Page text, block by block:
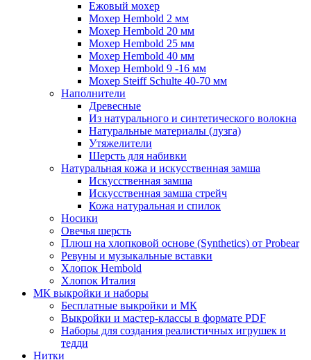
Ежовый мохер
Мохер Hembold 2 мм
Мохер Hembold 20 мм
Мохер Hembold 25 мм
Мохер Hembold 40 мм
Мохер Hembold 9 -16 мм
Мохер Steiff Schulte 40-70 мм
Наполнители
Древесные
Из натурального и синтетического волокна
Натуральные материалы (лузга)
Утяжелители
Шерсть для набивки
Натуральная кожа и искусственная замша
Искусственная замша
Искусственная замша стрейч
Кожа натуральная и спилок
Носики
Овечья шерсть
Плюш на хлопковой основе (Synthetics) от Probear
Ревуны и музыкальные вставки
Хлопок Hembold
Хлопок Италия
МК выкройки и наборы
Бесплатные выкройки и МК
Выкройки и мастер-классы в формате PDF
Наборы для создания реалистичных игрушек и
тедди
Нитки